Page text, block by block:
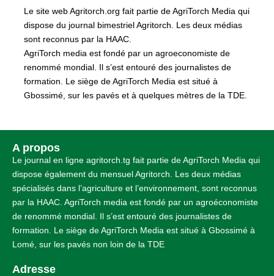
Le site web Agritorch.org fait partie de AgriTorch Media qui
dispose du journal bimestriel Agritorch. Les deux médias
sont reconnus par la HAAC.
AgriTorch media est fondé par un agroeconomiste de
renommé mondial. Il s’est entouré des journalistes de
formation. Le siège de AgriTorch Media est situé à
Gbossimé, sur les pavés et à quelques mètres de la TDE.
A propos
Le journal en ligne agritorch.tg fait partie de AgriTorch Media qui
dispose également du mensuel Agritorch. Les deux médias
spécialisés dans l’agriculture et l’environnement, sont reconnus
par la HAAC. AgriTorch media est fondé par un agroéconomiste
de renommé mondial. Il s’est entouré des journalistes de
formation. Le siège de AgriTorch Media est situé à Gbossimé à
Lomé, sur les pavés non loin de la TDE
Adresse